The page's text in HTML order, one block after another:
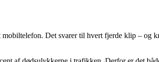
Det svarer til hvert fjerde klip – og